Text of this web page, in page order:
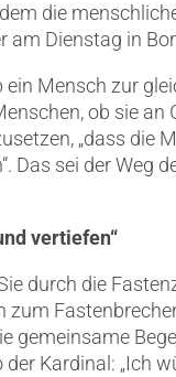
die
am Dienstag in
ein Mensch zur
ob sie
„dass die
Das sei der Weg
vertiefen“
durch die
gemeinsame
Kardinal: „Ich